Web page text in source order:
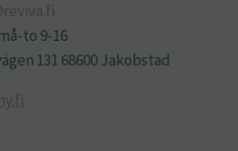
to 9-16
131 68600 Jakobstad